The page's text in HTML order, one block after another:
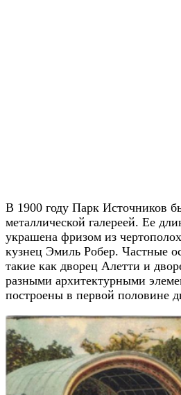
В 1900 году Парк Источников
металлической галереей. Ее
украшена фризом из
кузнец Эмиль Робер. Частные
такие как дворец Алетти и
разными архитектурными
построены в первой половине